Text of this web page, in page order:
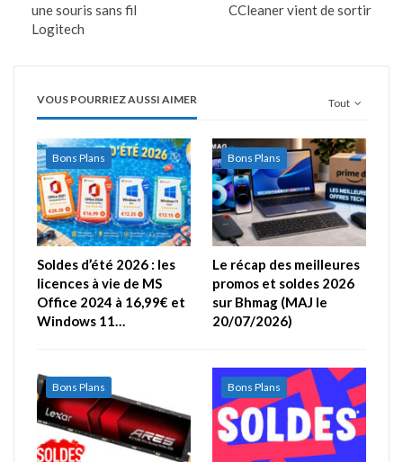
une souris sans fil
Logitech
CCleaner vient de sortir
Tout
VOUS POURRIEZ AUSSI AIMER
Bons Plans
Soldes d’été 2026 : les
licences à vie de MS
Office 2024 à 16,99€ et
Windows 11…
Bons Plans
Le récap des meilleures
promos et soldes 2026
sur Bhmag (MAJ le
20/07/2026)
Bons Plans Bons Plans